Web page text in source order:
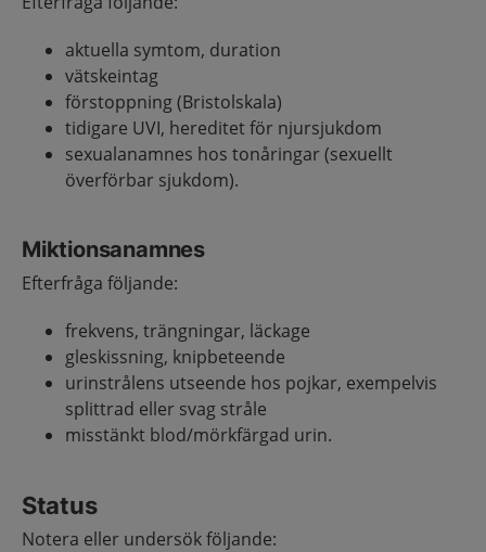
aktuella symtom, duration
vätskeintag
förstoppning (Bristolskala)
tidigare UVI, hereditet för njursjukdom
sexualanamnes hos tonåringar (sexuellt
överförbar sjukdom).
Miktionsanamnes
Efterfråga följande:
frekvens, trängningar, läckage
gleskissning, knipbeteende
urinstrålens utseende hos pojkar, exempelvis
splittrad eller svag stråle
misstänkt blod/mörkfärgad urin.
Status
Notera eller undersök följande: